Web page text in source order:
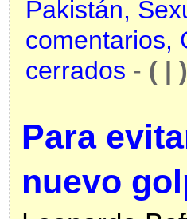
Pakistán,
comentarios,
cerrados - ( | )
Para
nuevo